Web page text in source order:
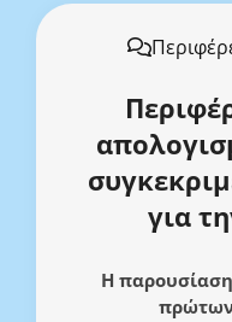
για
Η